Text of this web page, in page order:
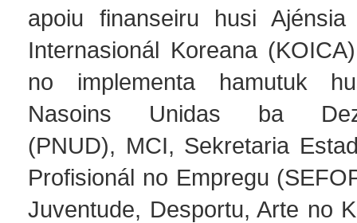
apoiu finanseiru husi Ajénsia
Internasionál Koreana
no implementa hamutuk
Nasoins Unidas ba
(PNUD), MCI, Sekretaria
Profisionál no Empregu
Juventude, Desportu, Arte no